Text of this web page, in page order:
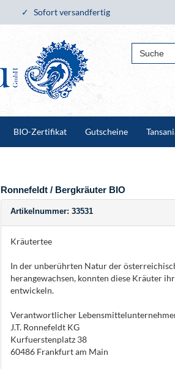
Sofort versandfertig
BIO-Zertifikat Gutscheine
Ronnefeldt / Bergkräuter BIO
Artikelnummer: 33531
Kräutertee
In der unberührten Natur der
herangewachsen, konnten diese Kräuter
entwickeln.
Verantwortlicher
J.T. Ronnefeldt KG
Kurfuerstenplatz 38
60486 Frankfurt am Main